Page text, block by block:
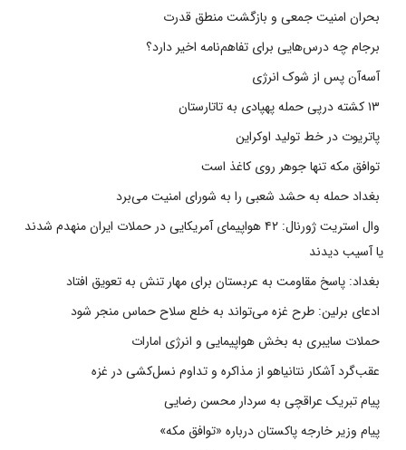
بحران امنیت جمعی و بازگشت منطق قدرت
برجام چه درس‌هایی برای تفاهم‌نامه اخیر دارد؟
آسه‌آن پس از شوک انرژی
پاتریوت در خط تولید اوکراین
توافق مکه تنها جوهر روی کاغذ است
بغداد حمله به حشد شعبی را به شورای امنیت می‌برد
وال استریت ژورنال: ۴۲ هواپیمای آمریکایی در حملات ایران منهدم شدند
یا آسیب دیدند
بغداد: پاسخ مقاومت به عربستان برای مهار تنش به تعویق افتاد
ادعای برلین: طرح غزه می‌تواند به خلع سلاح حماس منجر شود
حملات سایبری به بخش هواپیمایی و انرژی امارات
عقب‌گرد آشکار نتانیاهو از مذاکره و تداوم نسل‌کشی در غزه
پیام تبریک عراقچی به سردار محسن رضایی
پیام وزیر خارجه پاکستان درباره «توافق مکه»